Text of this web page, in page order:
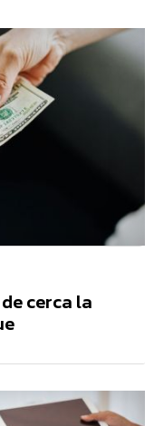
cerca la